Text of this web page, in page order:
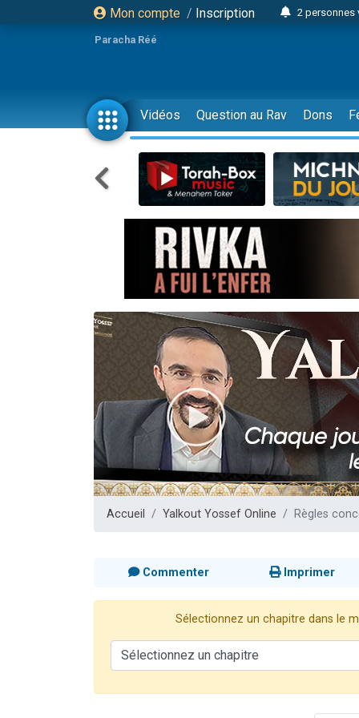
Mon compte / Inscription
2 personnes
4
Nouvelle
39
Il reste
2
10
Il reste
Dovan vient
2
2
Malgorzata
3
Paracha Réé
Vidéos Question au Rav Dons
Accueil Yalkout Yossef Online Règles
Commenter Imprimer
Sélectionnez un chapitre dans le